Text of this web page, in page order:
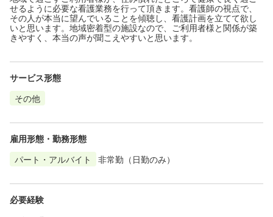
せるように必要な看護業務を行って頂きます。看護師の視点で、
その人が本当に望んでいることを傾聴し、看護計画を立てて欲し
いと思います。地域密着型の施設なので、ご利用者様と関係が築
きやすく、本当の声が聞こえやすいと思います。
サービス形態
その他
雇用形態・勤務形態
パート・アルバイト
非常勤（日勤のみ）
必要経験